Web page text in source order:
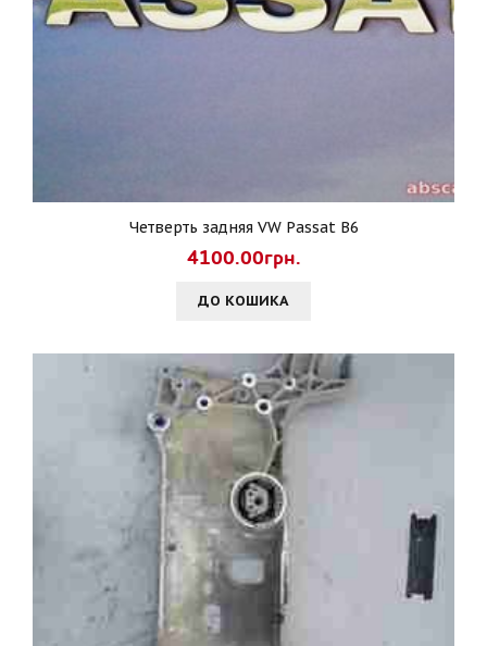
Четверть задняя VW Passat B6
4100.00грн.
ДО КОШИКА